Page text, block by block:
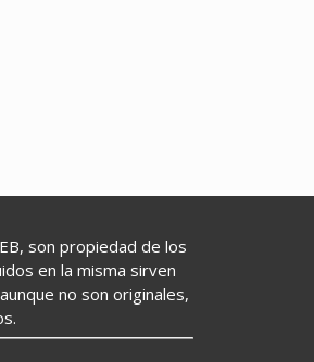
son propiedad de los
en la misma sirven
no son originales,